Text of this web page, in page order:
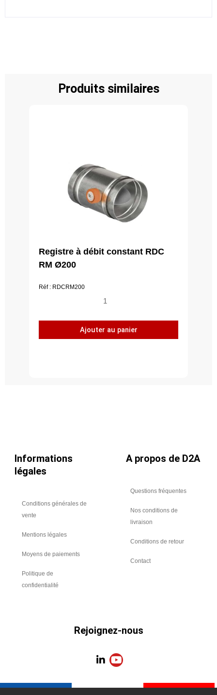
Produits similaires
Registre à débit constant RDC
RM Ø200
Réf : RDCRM200
quantité
Registre
à
Ajouter au panier
Informations
légales
Conditions générales de
vente
Mentions légales
Moyens de paiements
Politique de
confidentialité
A propos de D2A
Questions fréquentes
Nos conditions de
livraison
Conditions de retour
Contact
Rejoignez-nous
L
k
Y
o
t